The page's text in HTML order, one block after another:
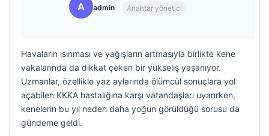
A admin Anahtar yönetici
Havaların ısınması ve yağışların artmasıyla birlikte kene
vakalarında da dikkat çeken bir yükseliş yaşanıyor.
Uzmanlar, özellikle yaz aylarında ölümcül sonuçlara yol
açabilen KKKA hastalığına karşı vatandaşları uyarırken,
kenelerin bu yıl neden daha yoğun görüldüğü sorusu da
gündeme geldi.